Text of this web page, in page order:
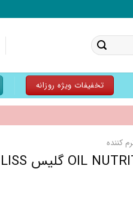
تخفیفات ویژه روزانه
کننده